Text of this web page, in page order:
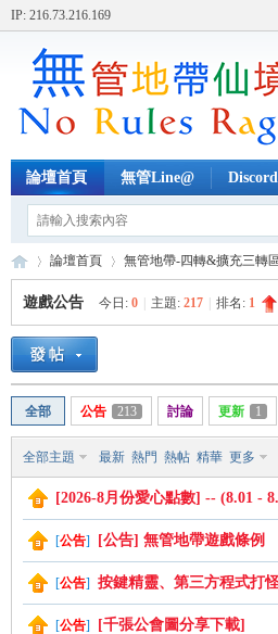
IP: 216.73.216.169
論壇首頁 無管Line@ Discord
»
論壇首頁 無管地帶-四轉&擴充三轉
遊戲公告 今日: 0 主題: 217 排名: 1
全部 公告 213 討論 更新 1
全部主題 最新 熱門 熱帖 精華 更多
[2026-8月份愛心點數] -- (8.01 -
[公告] [公告] 無管地帶遊戲條例
[公告] 按鍵精靈、第三方程式打
[公告] [千張公會圖分享下載]